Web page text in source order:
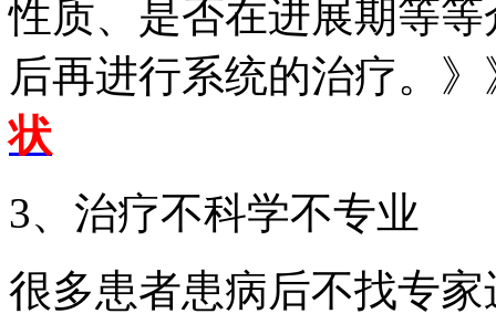
性质、是否在进展期等
后再进行系统的治疗。
状
3、治疗不科学不专业
很多患者患病后不找专